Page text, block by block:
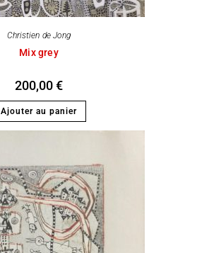
Christien de Jong
Mix grey
200,00€
Ajouter au panier